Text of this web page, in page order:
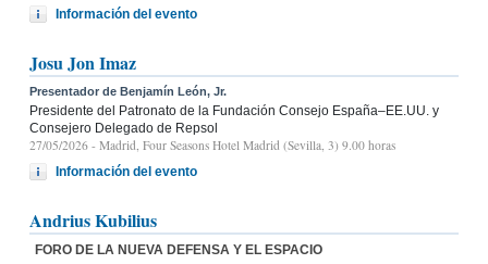
Información del evento
Josu Jon Imaz
Presentador de Benjamín León, Jr.
Presidente del Patronato de la Fundación Consejo España–EE.UU. y
Consejero Delegado de Repsol
27/05/2026 - Madrid, Four Seasons Hotel Madrid (Sevilla, 3) 9.00 horas
Información del evento
Andrius Kubilius
FORO DE LA NUEVA DEFENSA Y EL ESPACIO